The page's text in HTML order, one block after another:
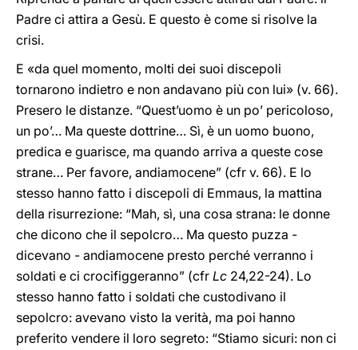
Padre ci attira a Gesù. E questo è come si risolve la
crisi.
E «da quel momento, molti dei suoi discepoli
tornarono indietro e non andavano più con lui» (v. 66).
Presero le distanze. “Quest’uomo è un po’ pericoloso,
un po’… Ma queste dottrine… Sì, è un uomo buono,
predica e guarisce, ma quando arriva a queste cose
strane… Per favore, andiamocene” (cfr v. 66). E lo
stesso hanno fatto i discepoli di Emmaus, la mattina
della risurrezione: “Mah, sì, una cosa strana: le donne
che dicono che il sepolcro… Ma questo puzza -
dicevano - andiamocene presto perché verranno i
soldati e ci crocifiggeranno” (cfr Lc 24,22-24). Lo
stesso hanno fatto i soldati che custodivano il
sepolcro: avevano visto la verità, ma poi hanno
preferito vendere il loro segreto: “Stiamo sicuri: non ci